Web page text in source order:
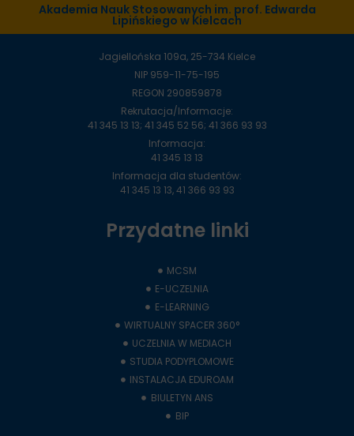
Akademia Nauk Stosowanych im. prof. Edwarda
Lipińskiego w Kielcach
Jagiellońska 109a, 25-734 Kielce
NIP 959-11-75-195
REGON 290859878
Rekrutacja/Informacje:
41 345 13 13; 41 345 52 56; 41 366 93 93
Informacja:
41 345 13 13
Informacja dla studentów:
41 345 13 13, 41 366 93 93
Przydatne linki
MCSM
E-UCZELNIA
E-LEARNING
WIRTUALNY SPACER 360°
UCZELNIA W MEDIACH
STUDIA PODYPLOMOWE
INSTALACJA EDUROAM
BIULETYN ANS
BIP